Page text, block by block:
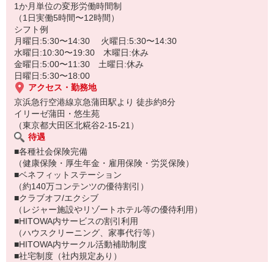
1か月単位の変形労働時間制
（1日実働5時間〜12時間）
シフト例
月曜日:5:30〜14:30 火曜日:5:30〜14:30
水曜日:10:30〜19:30 木曜日:休み
金曜日:5:00〜11:30 土曜日:休み
日曜日:5:30〜18:00
アクセス・勤務地
京浜急行空港線京急蒲田駅より 徒歩約8分
イリーゼ蒲田・悠生苑
（東京都大田区北糀谷2-15-21）
待遇
■各種社会保険完備
（健康保険・厚生年金・雇用保険・労災保険）
■ベネフィットステーション
（約140万コンテンツの優待割引）
■クラブオフ/エクシブ
（レジャー施設やリゾートホテル等の優待利用）
■HITOWA内サービスの割引利用
（ハウスクリーニング、家事代行等）
■HITOWA内サークル活動補助制度
■社宅制度（社内規定あり）